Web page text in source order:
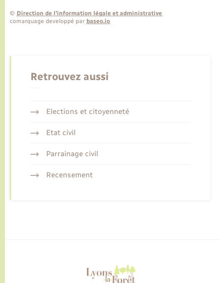
© Direction de l’information légale et administrative
comarquage developpé par baseo.io
Retrouvez aussi
Elections et citoyenneté
Etat civil
Parrainage civil
Recensement